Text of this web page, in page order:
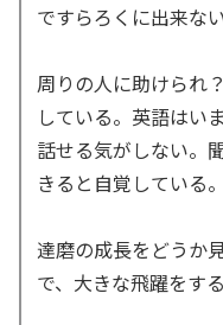
ですらろくに出来ない
周りの人に助けられ
している。英語はい
話せる気がしない。
きると自覚している。
達磨の成長をどうか
で、大きな飛躍をする